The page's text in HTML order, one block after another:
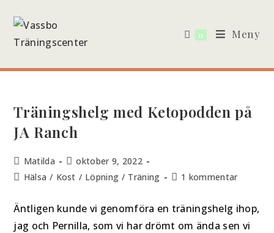
0 Meny
Träningshelg med Ketopodden på
JA Ranch
Matilda
oktober 9, 2022
Hälsa / Kost / Löpning / Träning 1 kommentar
Äntligen kunde vi genomföra en träningshelg ihop,
jag och Pernilla, som vi har drömt om ända sen vi